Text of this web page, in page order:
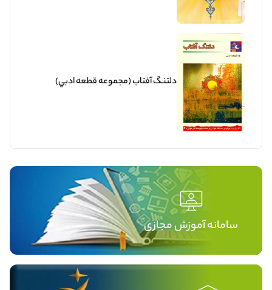
دلتنگ آفتاب (مجموعه قطعه ادبي)
سامانه آموزش مجازی